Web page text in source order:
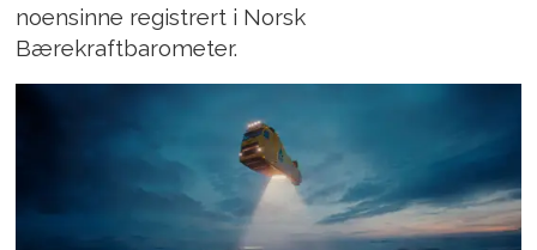
noensinne registrert i Norsk
Bærekraftbarometer.